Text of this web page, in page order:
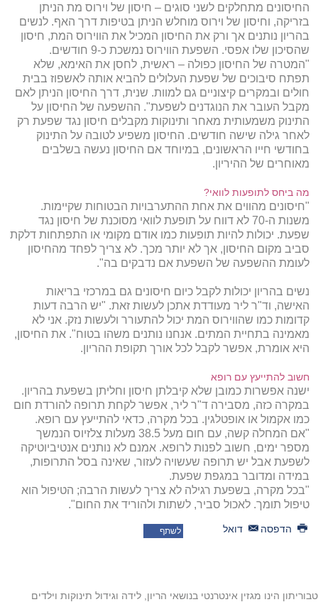
החיסונים מתחלקים לשני סוגים – חיסון של וירוס מת הניתן
בזריקה, וחיסון של וירוס מוחלש הניתן בטיפות דרך האף. לנשים
בהריון נותנים אך ורק את החיסון המכיל את הווירוס המת, חיסון
שהסיכון שלו אפסי. השפעת הווירוס נמשכת כ-9 חודשים.
"המטרה של החיסון כפולה – ראשית, לחסן את האימא, שלא
תפתח סיבוכים של שפעת העלולים להביא אותה לאשפוז בבית
חולים ובמקרים קיצוניים גם למוות. שנית, דרך החיסון הניתן לאם
מקבל העובר את הנוגדנים לשפעת". ההשפעה של החיסון על
התינוק משמעותית מאחר ותינוקות מקבלים חיסון נגד שפעת רק
לאחר גילה שישה חודשים. החיסון משפיע לטובה על התינוק
בחודשי חייו הראשונים, במיוחד אם החיסון נעשה בשלבים
מאוחרים של ההיריון.
מה ביחס לתופעות לוואי?
"חיסונים מהווים את אחת ההתערבויות הבטוחות שקיימות.
משנות ה-70 לא דווח על תופעת לוואי מסוכנת של חיסון נגד
שפעת. יכולות להיות תופעות כמו אודם מקומי או התפתחות דלקת
סביב מקום החיסון, אך לא יותר מכך. לא צריך לפחד מהחיסון
לעומת ההשפעה של השפעת אם נדבקים בה".
נשים בהריון יכולות לקבל כיום חיסונים גם במרכזי בריאות
האישה, וד"ר ליר מעודדת אתכן לעשות זאת. "יש הרבה דעות
קדומות כמו שהווירוס המת יכול להתעורר ולעשות נזק. אני לא
מאמינה בתחיית המתים. אנחנו נותנים משהו בטוח". את החיסון,
היא אומרת, אפשר לקבל לכל אורך תקופת ההריון.
חשוב להתייעץ עם רופא
ישנה אפשרות כמובן שלא קיבלתן חיסון וחליתן בשפעת בהריון.
במקרה כזה, מסבירה ד"ר ליר, אפשר לקחת תרופה להורדת חום
כמו אקמול או אופטלגין. בכל מקרה, כדאי להתייעץ עם רופא.
"אם המחלה קשה, עם חום מעל 38.5 מעלות צלזיוס הנמשך
מספר ימים, חשוב לפנות לרופא. אמנם לא נותנים אנטיביוטיקה
לשפעת אבל יש תרופה שעשויה לעזור, שאינה בסל התרופות,
במידה ומדובר במגפת שפעת.
"בכל מקרה, בשפעת רגילה לא צריך לעשות הרבה; הטיפול הוא
טיפול תומך. לאכול סביר, לשתות ולהוריד את החום".
הדפסה דואל לשתף
טבוריתון הינו מגזין אינטרנטי בנושאי הריון, לידה וגידול תינוקות וילדים